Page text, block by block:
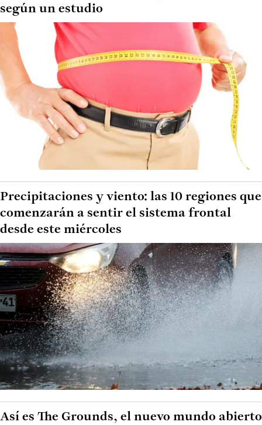
según un estudio
Precipitaciones y viento: las 10 regiones que
comenzarán a sentir el sistema frontal
desde este miércoles
Así es The Grounds, el nuevo mundo abierto